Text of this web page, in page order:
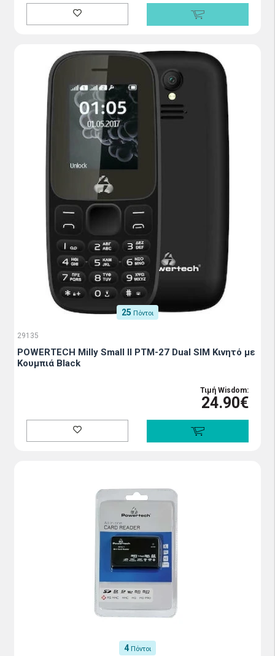
25 Πόντοι
29135
POWERTECH Milly Small II PTM-27 Dual SIM Κινητό με
Κουμπιά Black
Τιμή Wisdom:
24.90€
4 Πόντοι